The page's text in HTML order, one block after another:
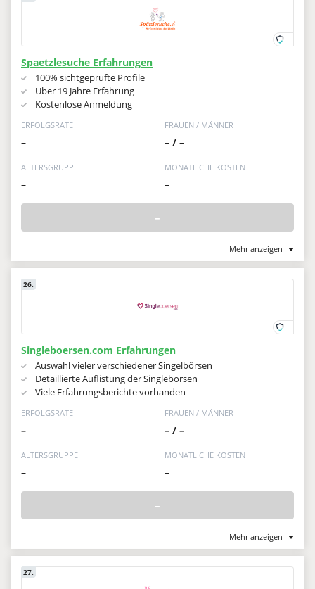
Spaetzlesuche Erfahrungen
100% sichtgeprüfte Profile
Über 19 Jahre Erfahrung
Kostenlose Anmeldung
ERFOLGSRATE
–
FRAUEN / MÄNNER
– / –
ALTERSGRUPPE
–
MONATLICHE KOSTEN
–
–
Mehr anzeigen
26.
Singleboersen.com Erfahrungen
Auswahl vieler verschiedener Singelbörsen
Detaillierte Auflistung der Singlebörsen
Viele Erfahrungsberichte vorhanden
ERFOLGSRATE
–
FRAUEN / MÄNNER
– / –
ALTERSGRUPPE
–
MONATLICHE KOSTEN
–
–
Mehr anzeigen
27.